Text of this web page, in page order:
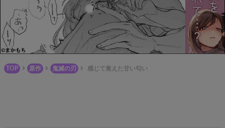
TOP 原作 鬼滅の刃 感じて覚えた甘い匂い